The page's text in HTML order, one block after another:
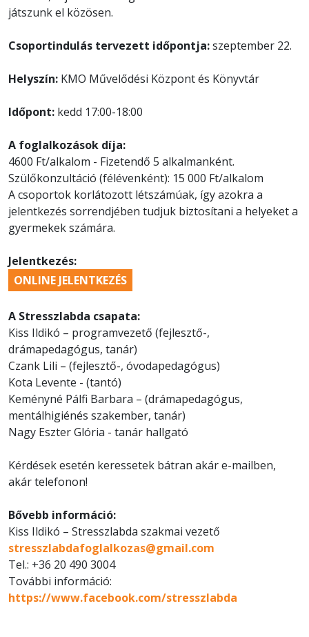
játszunk el közösen.
Csoportindulás tervezett időpontja:szeptember 22.
Helyszín: KMO Művelődési Központ és Könyvtár
Időpont: kedd 17:00-18:00
A foglalkozások díja:
4600 Ft/alkalom - Fizetendő 5 alkalmanként.
Szülőkonzultáció (félévenként): 15 000 Ft/alkalom
A csoportok korlátozott létszámúak, így azokra a
jelentkezés sorrendjében tudjuk biztosítani a helyeket a
gyermekek számára.
Jelentkezés:
ONLINE JELENTKEZÉS
A Stresszlabda csapata:
Kiss Ildikó – programvezető (fejlesztő-,
drámapedagógus, tanár)
Czank Lili – (fejlesztő-, óvodapedagógus)
Kota Levente - (tantó)
Keményné Pálfi Barbara – (drámapedagógus,
mentálhigiénés szakember, tanár)
Nagy Eszter Glória - tanár hallgató
Kérdések esetén keressetek bátran akár e-mailben,
akár telefonon!
Bővebb információ:
Kiss Ildikó – Stresszlabda szakmai vezető
stresszlabdafoglalkozas@gmail.com
Tel.: +36 20 490 3004
További információ:
https://www.facebook.com/stresszlabda